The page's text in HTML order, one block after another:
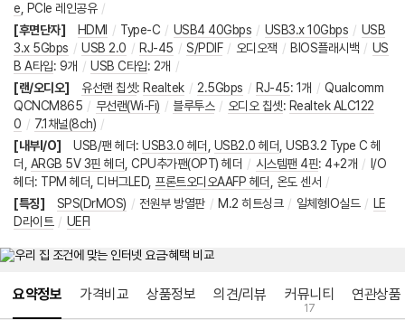
e
PCIe 레인공유 /
[후면단자]
HDMI / Type-C / USB4 40Gbps / USB3.x 10Gbps / USB
3.x 5Gbps / USB 2.0 / RJ-45 / S/PDIF / 오디오잭 / BIOS플래시백 / US
B A타입: 9개 / USB C타입: 2개 /
[랜/오디오]
유선랜 칩셋: Realtek / 2.5Gbps / RJ-45: 1개 / Qualcomm
QCNCM865 / 무선랜(Wi-Fi) / 블루투스 / 오디오 칩셋: Realtek ALC122
0 / 7.1채널(8ch) /
[내부I/O]
USB/팬 헤더: USB3.0 헤더 USB2.0 헤더 USB3.2 Type C 헤
더
ARGB 5V 3핀 헤더 CPU추가팬(OPT) 헤더 / 시스템팬 4핀: 4+2개 / I/O
헤더: TPM 헤더 디버그LED, 프론트오디오AAFP 헤더 온도 센서 /
[특징]
SPS(DrMOS) / 전원부 방열판 / M.2 히트싱크 / 일체형IO실드 / LE
D라이트 / UEFI
요약정보 가격비교 상품정보 의견/리뷰 커뮤니티
17
연관상품